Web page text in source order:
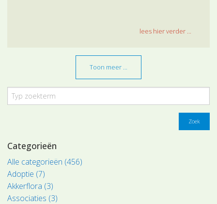
lees hier verder ...
Toon meer ...
Zoek
Categorieën
Alle categorieën (456)
Adoptie (7)
Akkerflora (3)
Associaties (3)